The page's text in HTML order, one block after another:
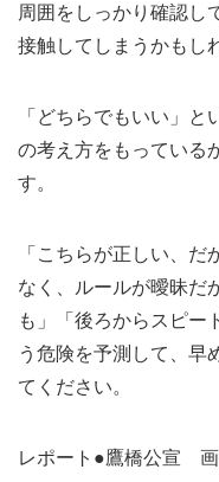
周囲をしっかり確認し
接触してしまうかもし
「どちらでもいい」と
の考え方をもっている
す。
「こちらが正しい、
なく、ルールが曖昧だ
も」「後ろからスピー
う危険を予測して、早
てください。
レポート●鷹橋公宣